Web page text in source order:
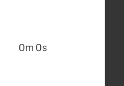
Om Os